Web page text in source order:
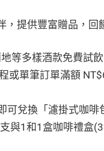
提供豐富贈品，回
等多樣酒款免費試
或單筆訂單滿額
可兌換「濾掛式咖啡
與1和1盒咖啡禮盒